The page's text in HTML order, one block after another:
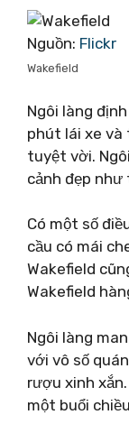
Nguồn: Flickr
Wakefield
Ngôi làng
phút lái xe và
tuyệt vời.
cảnh đẹp
Có một số
cầu có mái
Wakefield
Wakefield
Ngôi làng
với vô số
rượu xinh
một buổi